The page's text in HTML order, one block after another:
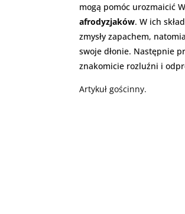
mogą pomóc urozmaicić
afrodyzjaków. W ich
zmysły zapachem,
swoje dłonie. Następnie
znakomicie rozluźni i
Artykuł gościnny.